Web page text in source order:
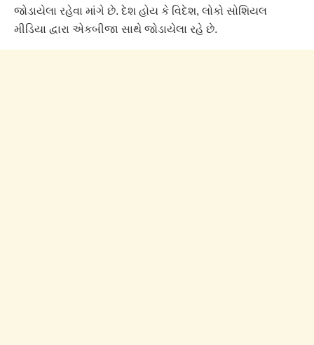
જોડાયેલા રહેવા માંગે છે. દેશ હોય કે વિદેશ, લોકો સોશિયલ
મીડિયા દ્વારા એકબીજા સાથે જોડાયેલા રહે છે.